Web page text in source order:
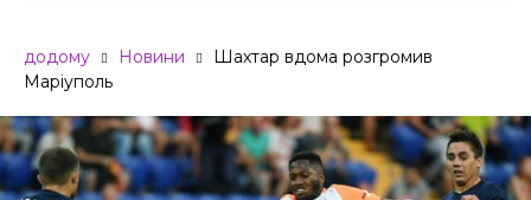
додому Новини
Шахтар вдома розгромив
Маріуполь